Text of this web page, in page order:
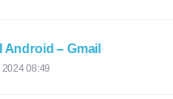
– Gmail
08:49